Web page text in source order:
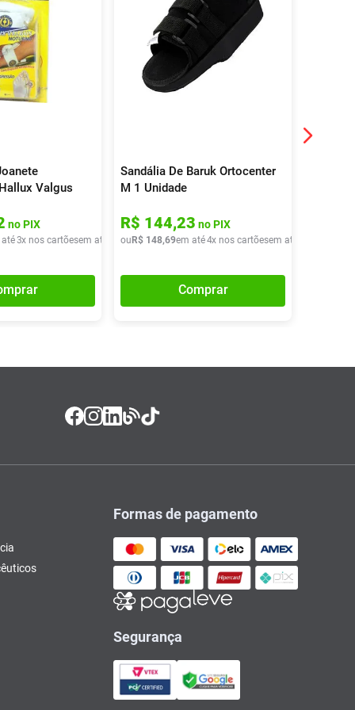
Valgus
no PIX
3x nos cartõesem até x de R$ 37,46
Sandália De Baruk Ortocenter
M 1 Unidade
R$ 144,23 no PIX
ou R$ 148,69em até4x nos cartõesem até
Comprar
Formas de pagamento
Segurança